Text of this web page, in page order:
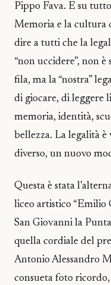
Pippo Fava. E su
Memoria e la cultura
dire a tutti che la
“non uccidere”, non
fila, ma la “nostra”
di giocare, di leggere
memoria, identità,
bellezza. La legalità
diverso, un nuovo
Questa è stata
liceo artistico “Emilio
San Giovanni la
quella cordiale del
Antonio Alessandro
consueta foto